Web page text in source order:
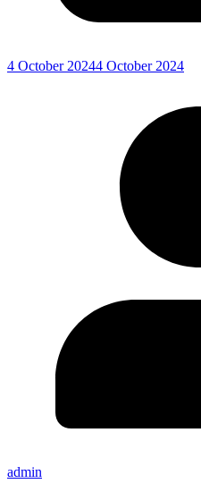
4 October 20244 October 2024
admin